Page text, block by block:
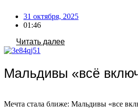
31 октября, 2025
01:46
Читать далее
Мальдивы «всё
Мечта стала ближе: Мальдивы «все